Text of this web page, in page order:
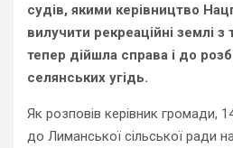
судів, якими керівництво
вилучити рекреаційні землі з
тепер дійшла справа і до
селянських угідь.
Як розповів керівник громади,
до Лиманської сільської ради